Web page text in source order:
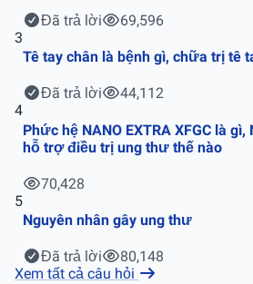
Đã trả lời
69,596
3
Tê tay chân là bệnh gì, chữa trị tê
Đã trả lời
44,112
4
Phức hệ NANO EXTRA XFGC là gì,
hỗ trợ điều trị ung thư thế nào
70,428
5
Nguyên nhân gây ung thư
Đã trả lời
80,148
Xem tất cả câu hỏi